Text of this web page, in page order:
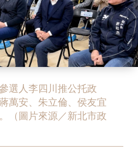
選人李四川推公托政
萬安、朱立倫、侯友宜
（圖片來源／新北市政